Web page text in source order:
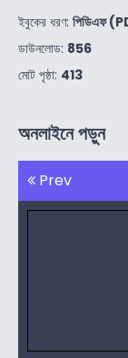
ইবুকের ধরণ: পিডিএফ
ডাউনলোড: 856
মোট পৃষ্ঠা: 413
অনলাইনে পড়ুন
Prev